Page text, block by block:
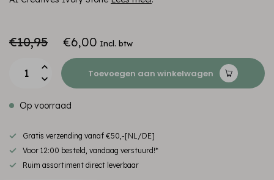
€10,95 €6,00 Incl. btw
Toevoegen aan winkelwagen
Op voorraad
Gratis verzending vanaf €50,-[NL/DE]
Voor 12:00 besteld, vandaag verstuurd!*
Ruim assortiment direct leverbaar